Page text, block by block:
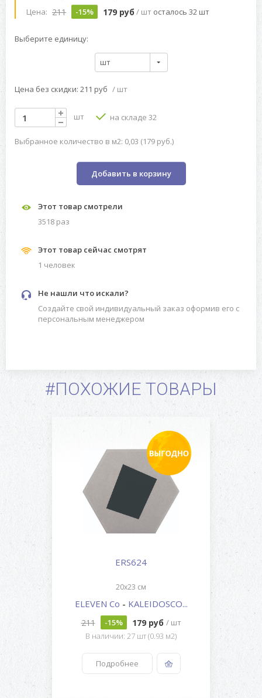
Цена: 211 -15% 179 руб / шт осталось 32 шт
Выберите единицу:
шт
Цена без скидки: 211 руб / шт
шт на складе 32
Выбранное количество в м2: 0,03 (179 руб.)
Добавить в корзину
Этот товар смотрели
3518 раз
Этот товар сейчас смотрят
1 человек
Не нашли что искали?
Создайте свой индивидуальный заказ оформив его с
персональным менеджером
#ПОХОЖИЕ ТОВАРЫ
ERS624
20x23 см
ELEVEN Co - KALEIDOSCO...
211 -15% 179 руб / шт
В наличии: 27 шт (0.93 м2)
Подробнее